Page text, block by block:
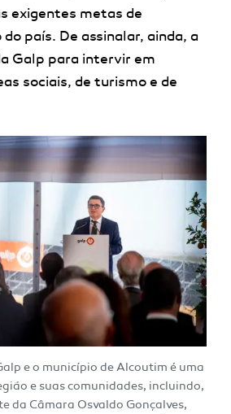
exigentes metas de
país. De assinalar, ainda, a
Galp para intervir em
sociais, de turismo e de
e o município de Alcoutim é uma
e suas comunidades, incluindo,
da Câmara Osvaldo Gonçalves,